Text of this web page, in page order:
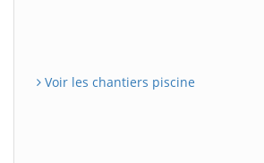
Voir les chantiers piscine